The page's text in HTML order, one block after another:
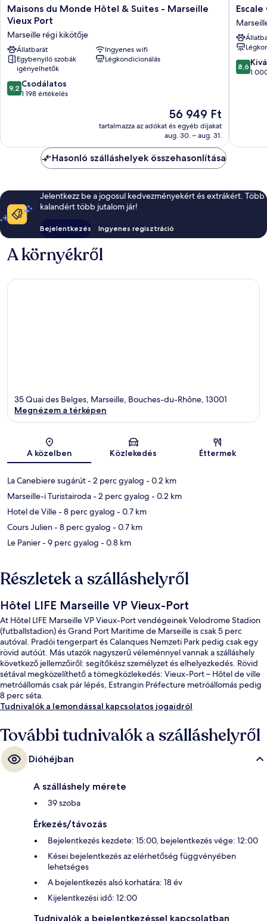
Maisons
du
Hôtel
&
Suites
Marseille
Vieux
Maisons du Monde Hôtel & Suites - Marseille
Vieux Port
Marseille régi kikötője
Állatbarát
Ingyenes wifi
Egybenyíló szobák
igényelhetők
Légkondicionálás
9.2
ennyiből:
9,2 Csodálatos
1 198 értékelés
Az
ár
56 949 Ft
56 949 Ft
tartalmazza az adókat és egyéb díjakat
aug. 30. – aug. 31.
Escale
Oceania
Vieux
Port
régi
8.6
8,6
1
Hasonló szálláshelyek összehasonlítása
Jelentkezz be a jogosul kedvezményekért és extrákért. Több
kalandért több jutalom jár!
Bejelentkezés Ingyenes regisztráció
A környékről
Térkép
35 Quai des Belges, Marseille, Bouches-du-Rhône, 13001
Megnézem a térképen
A közelben Közlekedés Éttermek
La Canebiere sugárút- 2 perc gyalog - 0.2 km
Marseille-i Turistairoda- 2 perc gyalog - 0.2 km
Hotel de Ville- 8 perc gyalog - 0.7 km
Cours Julien- 8 perc gyalog - 0.7 km
Le Panier- 9 perc gyalog - 0.8 km
Részletek a szálláshelyről
Hôtel LIFE Marseille VP Vieux-Port
At Hôtel LIFE Marseille VP Vieux-Port vendégeinek Velodrome Stadion
(futballstadion) és Grand Port Maritime de Marseille is csak 5 perc
autóval. Pradói tengerpart és Calanques Nemzeti Park pedig csak egy
rövid autóút. Más utazók nagyszerű véleménnyel vannak a szálláshely
következő jellemzőiről: segítőkész személyzet és elhelyezkedés. Rövid
sétával megközelíthető a tömegközlekedés: Vieux-Port – Hôtel de ville
metróállomás csak pár lépés, Estrangin Préfecture metróállomás pedig
8 perc séta.
Tudnivalók a lemondással kapcsolatos jogaidról
További tudnivalók a szálláshelyről
Dióhéjban
A szálláshely mérete
39 szoba
Érkezés/távozás
Bejelentkezés kezdete: 15:00, bejelentkezés vége: 12:00
Kései bejelentkezés az elérhetőség függvényében
lehetséges
A bejelentkezés alsó korhatára: 18 év
Kijelentkezési idő: 12:00
Tudnivalók a bejelentkezéssel kapcsolatban